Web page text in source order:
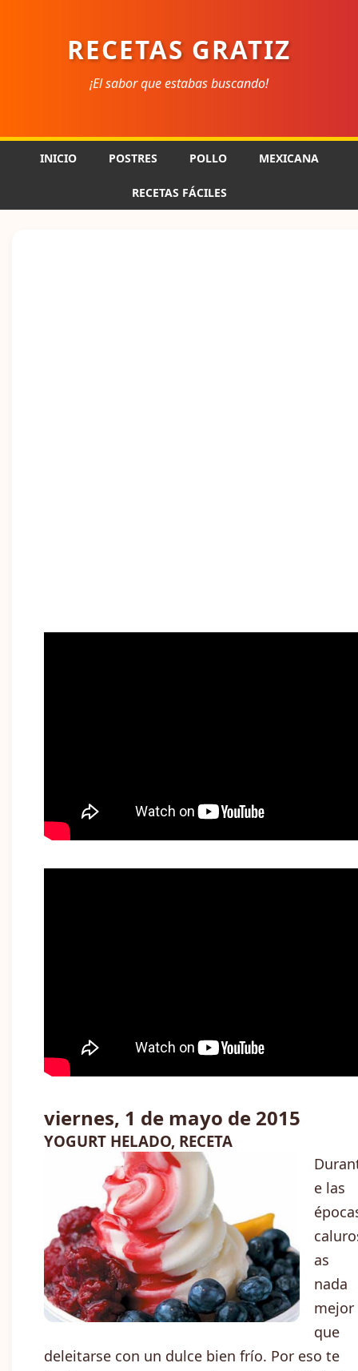
RECETAS GRATIZ
¡El sabor que estabas buscando!
INICIO POSTRES POLLO MEXICANA
RECETAS FÁCILES
viernes, 1 de mayo de 2015
YOGURT HELADO, RECETA
e las
as
nada
mejor
que
deleitarse con un dulce bien frío. Por eso te